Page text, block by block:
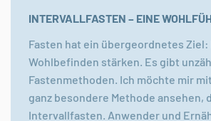
INTERVALLFASTEN – EINE
Fasten hat ein übergeordnetes Ziel:
Wohlbefinden stärken. Es gibt
Fastenmethoden. Ich möchte mir
ganz besondere Methode ansehen,
Intervallfasten. Anwender und